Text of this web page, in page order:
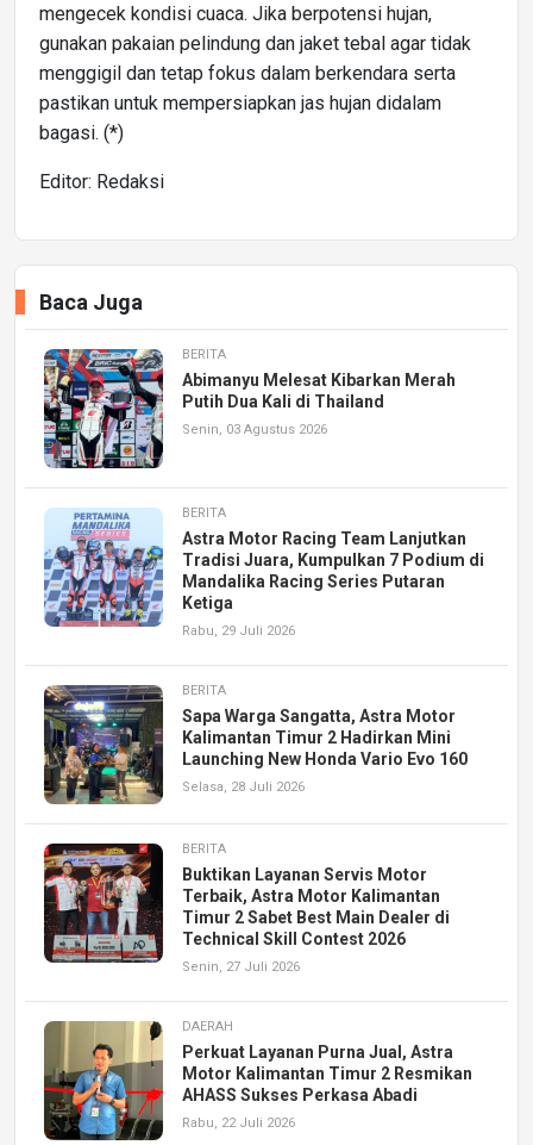
mengecek kondisi cuaca. Jika berpotensi hujan,
gunakan pakaian pelindung dan jaket tebal agar tidak
menggigil dan tetap fokus dalam berkendara serta
pastikan untuk mempersiapkan jas hujan didalam
bagasi. (*)
Editor: Redaksi
Baca Juga
BERITA
Abimanyu Melesat Kibarkan Merah
Putih Dua Kali di Thailand
Senin, 03 Agustus 2026
BERITA
Astra Motor Racing Team Lanjutkan
Tradisi Juara, Kumpulkan 7 Podium di
Mandalika Racing Series Putaran
Ketiga
Rabu, 29 Juli 2026
BERITA
Sapa Warga Sangatta, Astra Motor
Kalimantan Timur 2 Hadirkan Mini
Launching New Honda Vario Evo 160
Selasa, 28 Juli 2026
BERITA
Buktikan Layanan Servis Motor
Terbaik, Astra Motor Kalimantan
Timur 2 Sabet Best Main Dealer di
Technical Skill Contest 2026
Senin, 27 Juli 2026
DAERAH
Perkuat Layanan Purna Jual, Astra
Motor Kalimantan Timur 2 Resmikan
AHASS Sukses Perkasa Abadi
Rabu, 22 Juli 2026